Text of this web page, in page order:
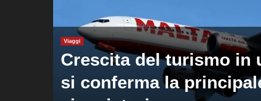
arriva
nel
sincro
con
Pizzini
Viaggi
Crescita del turismo in
si conferma la